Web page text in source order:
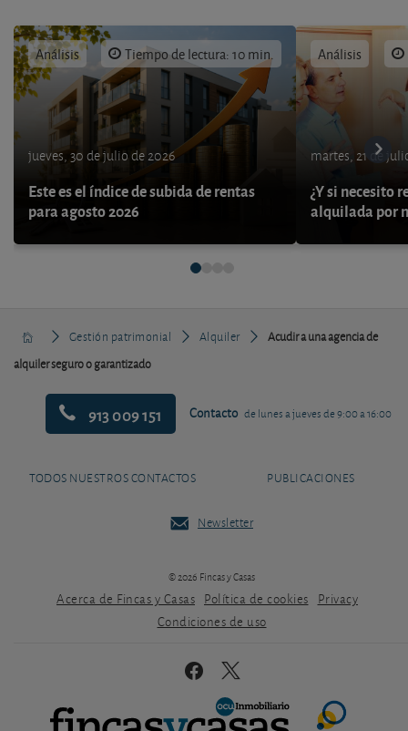
Análisis Tiempo de lectura: 10 min.
jueves, 30 de julio de 2026
Este es el índice de subida de rentas
para agosto 2026
Análisis
martes, 21 de
¿Y si necesito
alquilada por
Gestión patrimonial Alquiler
Acudir a una agencia de
alquiler seguro o garantizado
913 009 151 Contacto de lunes a jueves de 9:00 a 16:00
TODOS NUESTROS CONTACTOS PUBLICACIONES
Newsletter
© 2026 Fincas y Casas
Acerca de Fincas y Casas Política de cookies
Privacy
Condiciones de uso